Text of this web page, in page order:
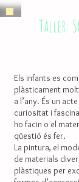
Taller:
Els infants es
plàsticament
a l’any. És un
curiositat i
ho facin o el
qüestió és fer.
La pintura, el
de materials
plàstiques per